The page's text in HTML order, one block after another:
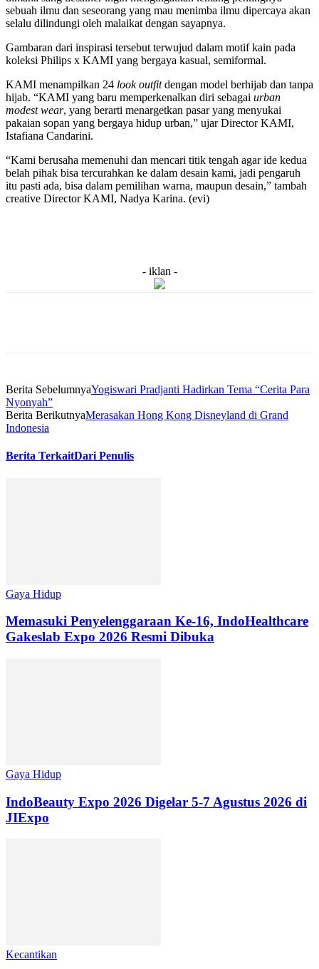
sebuah ilmu dan seseorang yang mau menimba ilmu dipercaya akan
selalu dilindungi oleh malaikat dengan sayapnya.
Gambaran dari inspirasi tersebut terwujud dalam motif kain pada
koleksi Philips x KAMI yang bergaya kasual, semiformal.
KAMI menampilkan 24 look outfitdengan model berhijab dan tanpa
hijab. “KAMI yang baru memperkenalkan diri sebagai urban
modest wear, yang berarti menargetkan pasar yang menyukai
pakaian sopan yang bergaya hidup urban,” ujar Director KAMI,
Istafiana Candarini.
“Kami berusaha memenuhi dan mencari titik tengah agar ide kedua
belah pihak bisa tercurahkan ke dalam desain kami, jadi pengaruh
itu pasti ada, bisa dalam pemilihan warna, maupun desain,” tambah
creative Director KAMI, Nadya Karina. (evi)
- iklan -
Berita SebelumnyaYogiswari Pradjanti Hadirkan Tema “Cerita Para
Nyonyah”
Berita BerikutnyaMerasakan Hong Kong Disneyland di Grand
Indonesia
Berita TerkaitDari Penulis
Gaya Hidup
Memasuki Penyelenggaraan Ke-16, IndoHealthcare
Gakeslab Expo 2026 Resmi Dibuka
Gaya Hidup
IndoBeauty Expo 2026 Digelar 5-7 Agustus 2026 di
JIExpo
Kecantikan